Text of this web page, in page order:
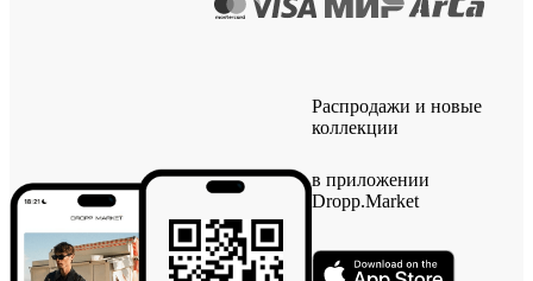
Распродажи и новые
коллекции
в приложении
Dropp.Market